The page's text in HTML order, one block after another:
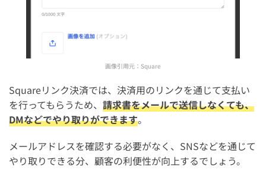
画像引用元： Square
Squareリンク決済では、決済用のリンクを通じて支払い
を行ってもらうため、 請求書をメールで送信しなくても、
DMなどでやり取りができます。
メールアドレスを確認する必要がなく、SNSなどを通じて
やり取りできる分、顧客の利便性が向上するでしょう。